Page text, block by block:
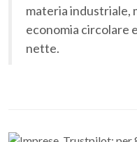
materia industriale,
economia circolare
nette.